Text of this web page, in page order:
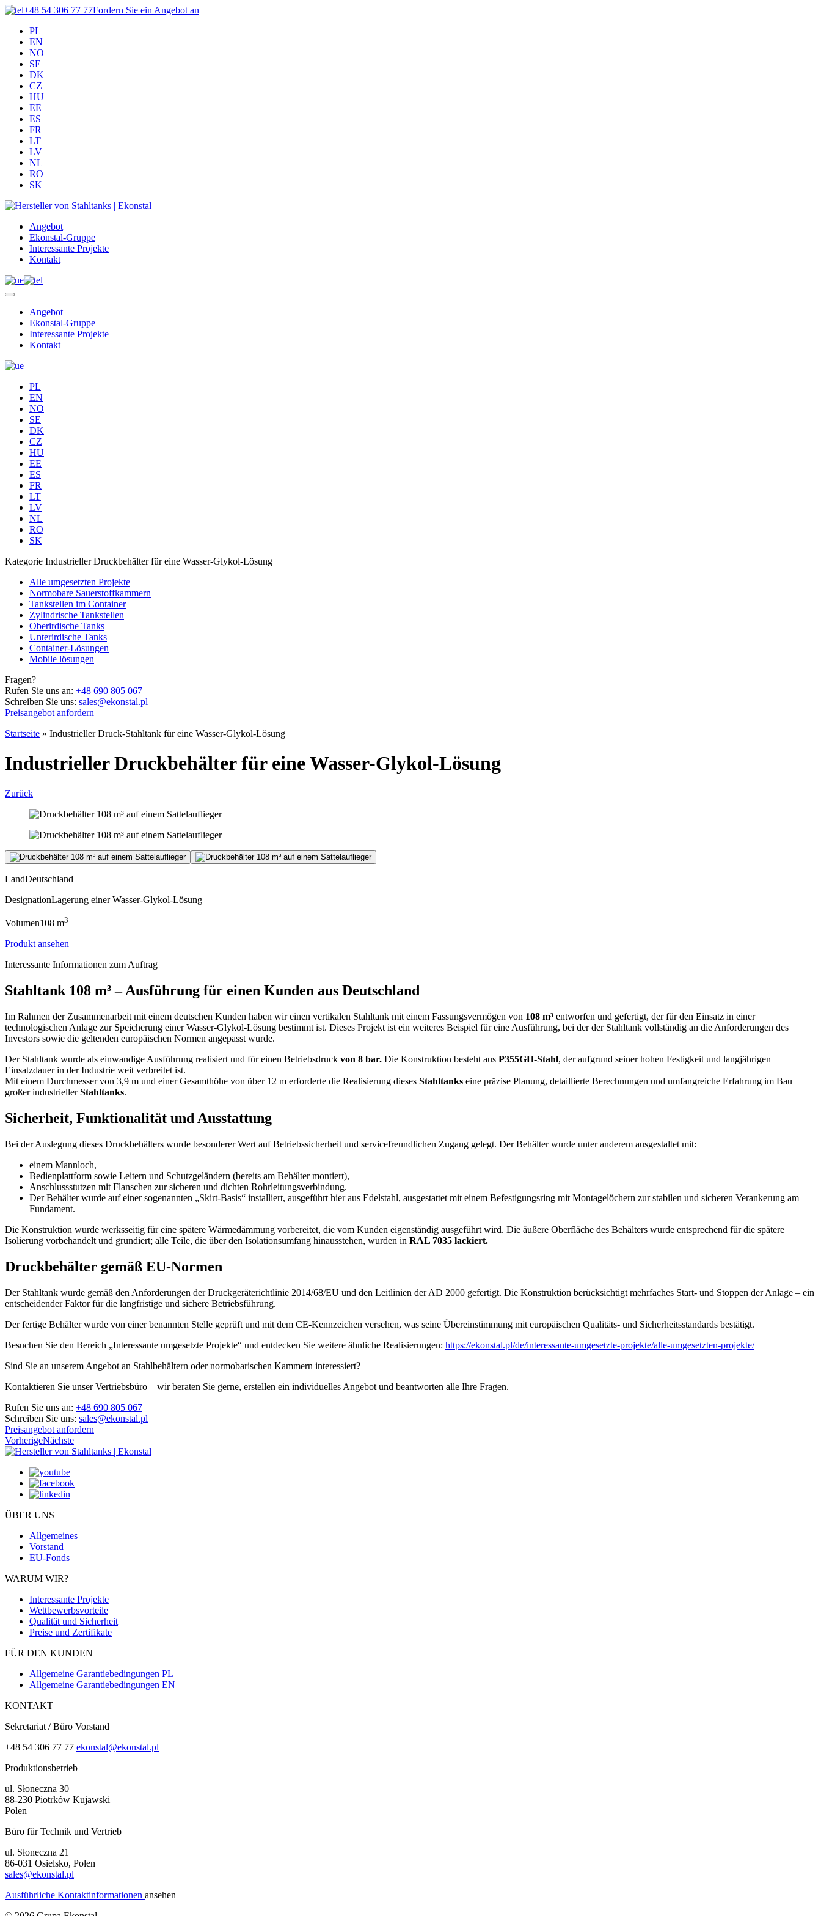
+48 54 306 77 77Fordern Sie ein Angebot an
PL
EN
NO
SE
DK
CZ
HU
EE
ES
FR
LT
LV
NL
RO
SK
Angebot
Ekonstal-Gruppe
Interessante Projekte
Kontakt
Angebot
Ekonstal-Gruppe
Interessante Projekte
Kontakt
PL
EN
NO
SE
DK
CZ
HU
EE
ES
FR
LT
LV
NL
RO
SK
Kategorie Industrieller Druckbehälter für eine Wasser-Glykol-Lösung
Alle umgesetzten Projekte
Normobare Sauerstoffkammern
Tankstellen im Container
Zylindrische Tankstellen
Oberirdische Tanks
Unterirdische Tanks
Container-Lösungen
Mobile lösungen
Fragen?
Rufen Sie uns an: +48 690 805 067
Schreiben Sie uns: sales@ekonstal.pl
Preisangebot anfordern
Startseite » Industrieller Druck-Stahltank für eine Wasser-Glykol-Lösung
Industrieller Druckbehälter für eine Wasser-Glykol-Lösung
Zurück
LandDeutschland
DesignationLagerung einer Wasser-Glykol-Lösung
Volumen108 m3
Produkt ansehen
Interessante Informationen zum Auftrag
Stahltank 108 m³ – Ausführung für einen Kunden aus Deutschland
Im Rahmen der Zusammenarbeit mit einem deutschen Kunden haben wir einen vertikalen Stahltank mit einem Fassungsvermögen von 108 m³ entworfen und gefertigt, der für den Einsatz in einer
technologischen Anlage zur Speicherung einer Wasser-Glykol-Lösung bestimmt ist. Dieses Projekt ist ein weiteres Beispiel für eine Ausführung, bei der der Stahltank vollständig an die Anforderungen des
Investors sowie die geltenden europäischen Normen angepasst wurde.
Der Stahltank wurde als einwandige Ausführung realisiert und für einen Betriebsdruck von 8 bar. Die Konstruktion besteht aus P355GH-Stahl, der aufgrund seiner hohen Festigkeit und langjährigen
Einsatzdauer in der Industrie weit verbreitet ist.
Mit einem Durchmesser von 3,9 m und einer Gesamthöhe von über 12 m erforderte die Realisierung dieses Stahltanks eine präzise Planung, detaillierte Berechnungen und umfangreiche Erfahrung im Bau
großer industriellerStahltanks.
Sicherheit, Funktionalität und Ausstattung
Bei der Auslegung dieses Druckbehälters wurde besonderer Wert auf Betriebssicherheit und servicefreundlichen Zugang gelegt. Der Behälter wurde unter anderem ausgestaltet mit:
einem Mannloch,
Bedienplattform sowie Leitern und Schutzgeländern (bereits am Behälter montiert),
Anschlussstutzen mit Flanschen zur sicheren und dichten Rohrleitungsverbindung.
Der Behälter wurde auf einer sogenannten „Skirt-Basis“ installiert, ausgeführt hier aus Edelstahl, ausgestattet mit einem Befestigungsring mit Montagelöchern zur stabilen und sicheren Verankerung am
Fundament.
Die Konstruktion wurde werksseitig für eine spätere Wärmedämmung vorbereitet, die vom Kunden eigenständig ausgeführt wird. Die äußere Oberfläche des Behälters wurde entsprechend für die spätere
Isolierung vorbehandelt und grundiert; alle Teile, die über den Isolationsumfang hinausstehen, wurden in RAL 7035 lackiert.
Druckbehälter gemäß EU-Normen
Der Stahltank wurde gemäß den Anforderungen der Druckgeräterichtlinie 2014/68/EU und den Leitlinien der AD 2000 gefertigt. Die Konstruktion berücksichtigt mehrfaches Start- und Stoppen der Anlage – ein
entscheidender Faktor für die langfristige und sichere Betriebsführung.
Der fertige Behälter wurde von einer benannten Stelle geprüft und mit dem CE-Kennzeichen versehen, was seine Übereinstimmung mit europäischen Qualitäts- und Sicherheitsstandards bestätigt.
Besuchen Sie den Bereich „Interessante umgesetzte Projekte“ und entdecken Sie weitere ähnliche Realisierungen: https://ekonstal.pl/de/interessante-umgesetzte-projekte/alle-umgesetzten-projekte/
Sind Sie an unserem Angebot an Stahlbehältern oder normobarischen Kammern interessiert?
Kontaktieren Sie unser Vertriebsbüro – wir beraten Sie gerne, erstellen ein individuelles Angebot und beantworten alle Ihre Fragen.
Rufen Sie uns an: +48 690 805 067
Schreiben Sie uns: sales@ekonstal.pl
Preisangebot anfordern
VorherigeNächste
ÜBER UNS
Allgemeines
Vorstand
EU-Fonds
WARUM WIR?
Interessante Projekte
Wettbewerbsvorteile
Qualität und Sicherheit
Preise und Zertifikate
FÜR DEN KUNDEN
Allgemeine Garantiebedingungen PL
Allgemeine Garantiebedingungen EN
KONTAKT
Sekretariat / Büro Vorstand
+48 54 306 77 77 ekonstal@ekonstal.pl
Produktionsbetrieb
ul. Słoneczna 30
88-230 Piotrków Kujawski
Polen
Büro für Technik und Vertrieb
ul. Słoneczna 21
86-031 Osielsko, Polen
sales@ekonstal.pl
Ausführliche Kontaktinformationen ansehen